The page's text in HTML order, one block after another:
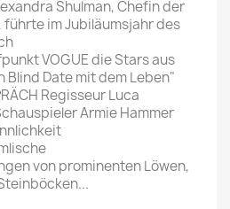
Shulman, Chefin der
führte im Jubiläumsjahr des
VOGUE die Stars aus
Blind Date mit dem Leben"
Regisseur Luca
Armie Hammer
von prominenten Löwen,